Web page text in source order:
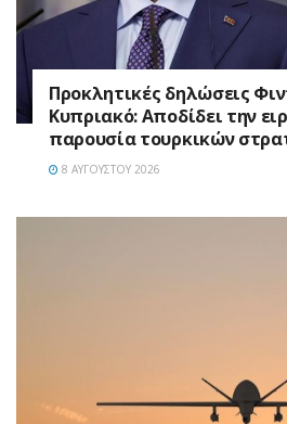
Προκλητικές δηλώσεις
Κυπριακό: Αποδίδει την
παρουσία τουρκικών
8 ΑΥΓΟΎΣΤΟΥ 2026